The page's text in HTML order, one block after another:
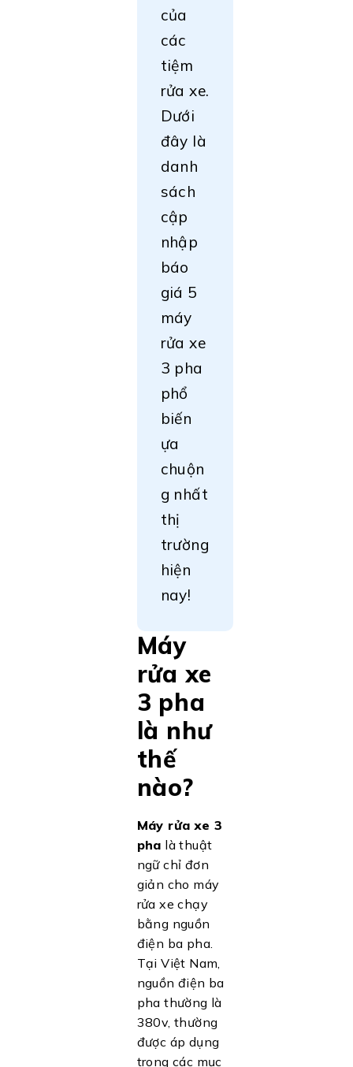
của
các
tiệm
rửa xe.
Dưới
đây là
danh
sách
cập
nhập
báo
giá 5
máy
rửa xe
3 pha
phổ
biến
ựa
chuộn
g nhất
thị
trường
hiện
nay!
Máy
rửa xe
3 pha
là như
thế
nào?
Máy rửa xe 3
pha là thuật
ngữ chỉ đơn
giản cho máy
rửa xe chạy
bằng nguồn
điện ba pha.
Tại Việt Nam,
nguồn điện ba
pha thường là
380v, thường
được áp dụng
trong các mục